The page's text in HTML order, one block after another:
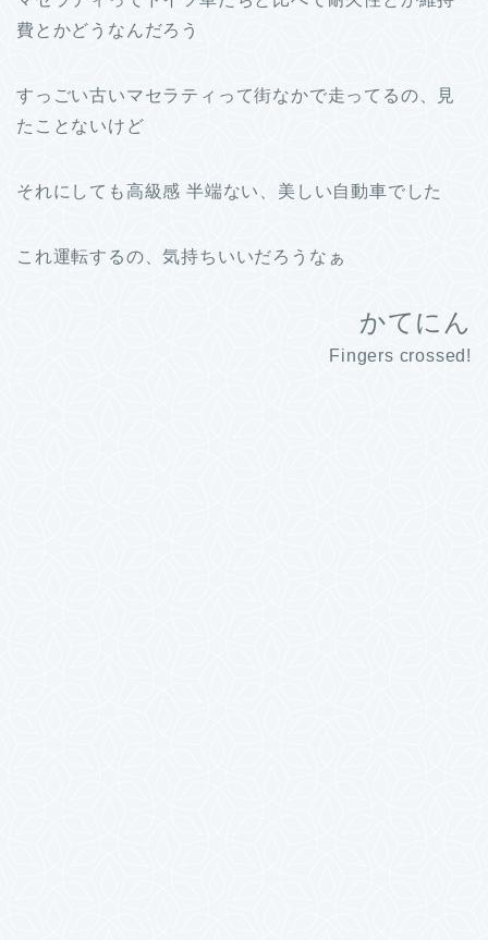
費とかどうなんだろう
すっごい古いマセラティって街なかで走ってるの、見
たことないけど
それにしても高級感 半端ない、美しい自動車でした
これ運転するの、気持ちいいだろうなぁ
かてにん
Fingers crossed!